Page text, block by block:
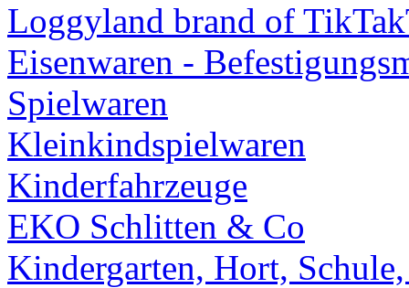
Loggyland brand of
Eisenwaren -
Spielwaren
Kleinkindspielwaren
Kinderfahrzeuge
EKO Schlitten & Co
Kindergarten, Hort,